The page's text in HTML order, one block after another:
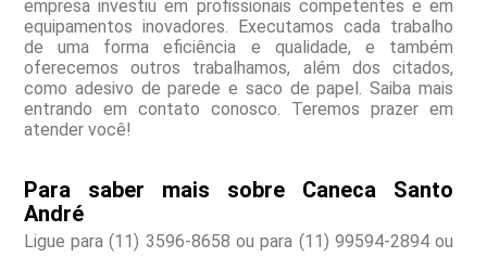
empresa investiu em profissionais competentes e em
equipamentos inovadores. Executamos cada trabalho
de uma forma eficiência e qualidade, e também
oferecemos outros trabalhamos, além dos citados,
como adesivo de parede e saco de papel. Saiba mais
entrando em contato conosco. Teremos prazer em
atender você!
Para saber mais sobre Caneca Santo
André
Ligue para(11) 3596-8658 ou para (11) 99594-2894ou